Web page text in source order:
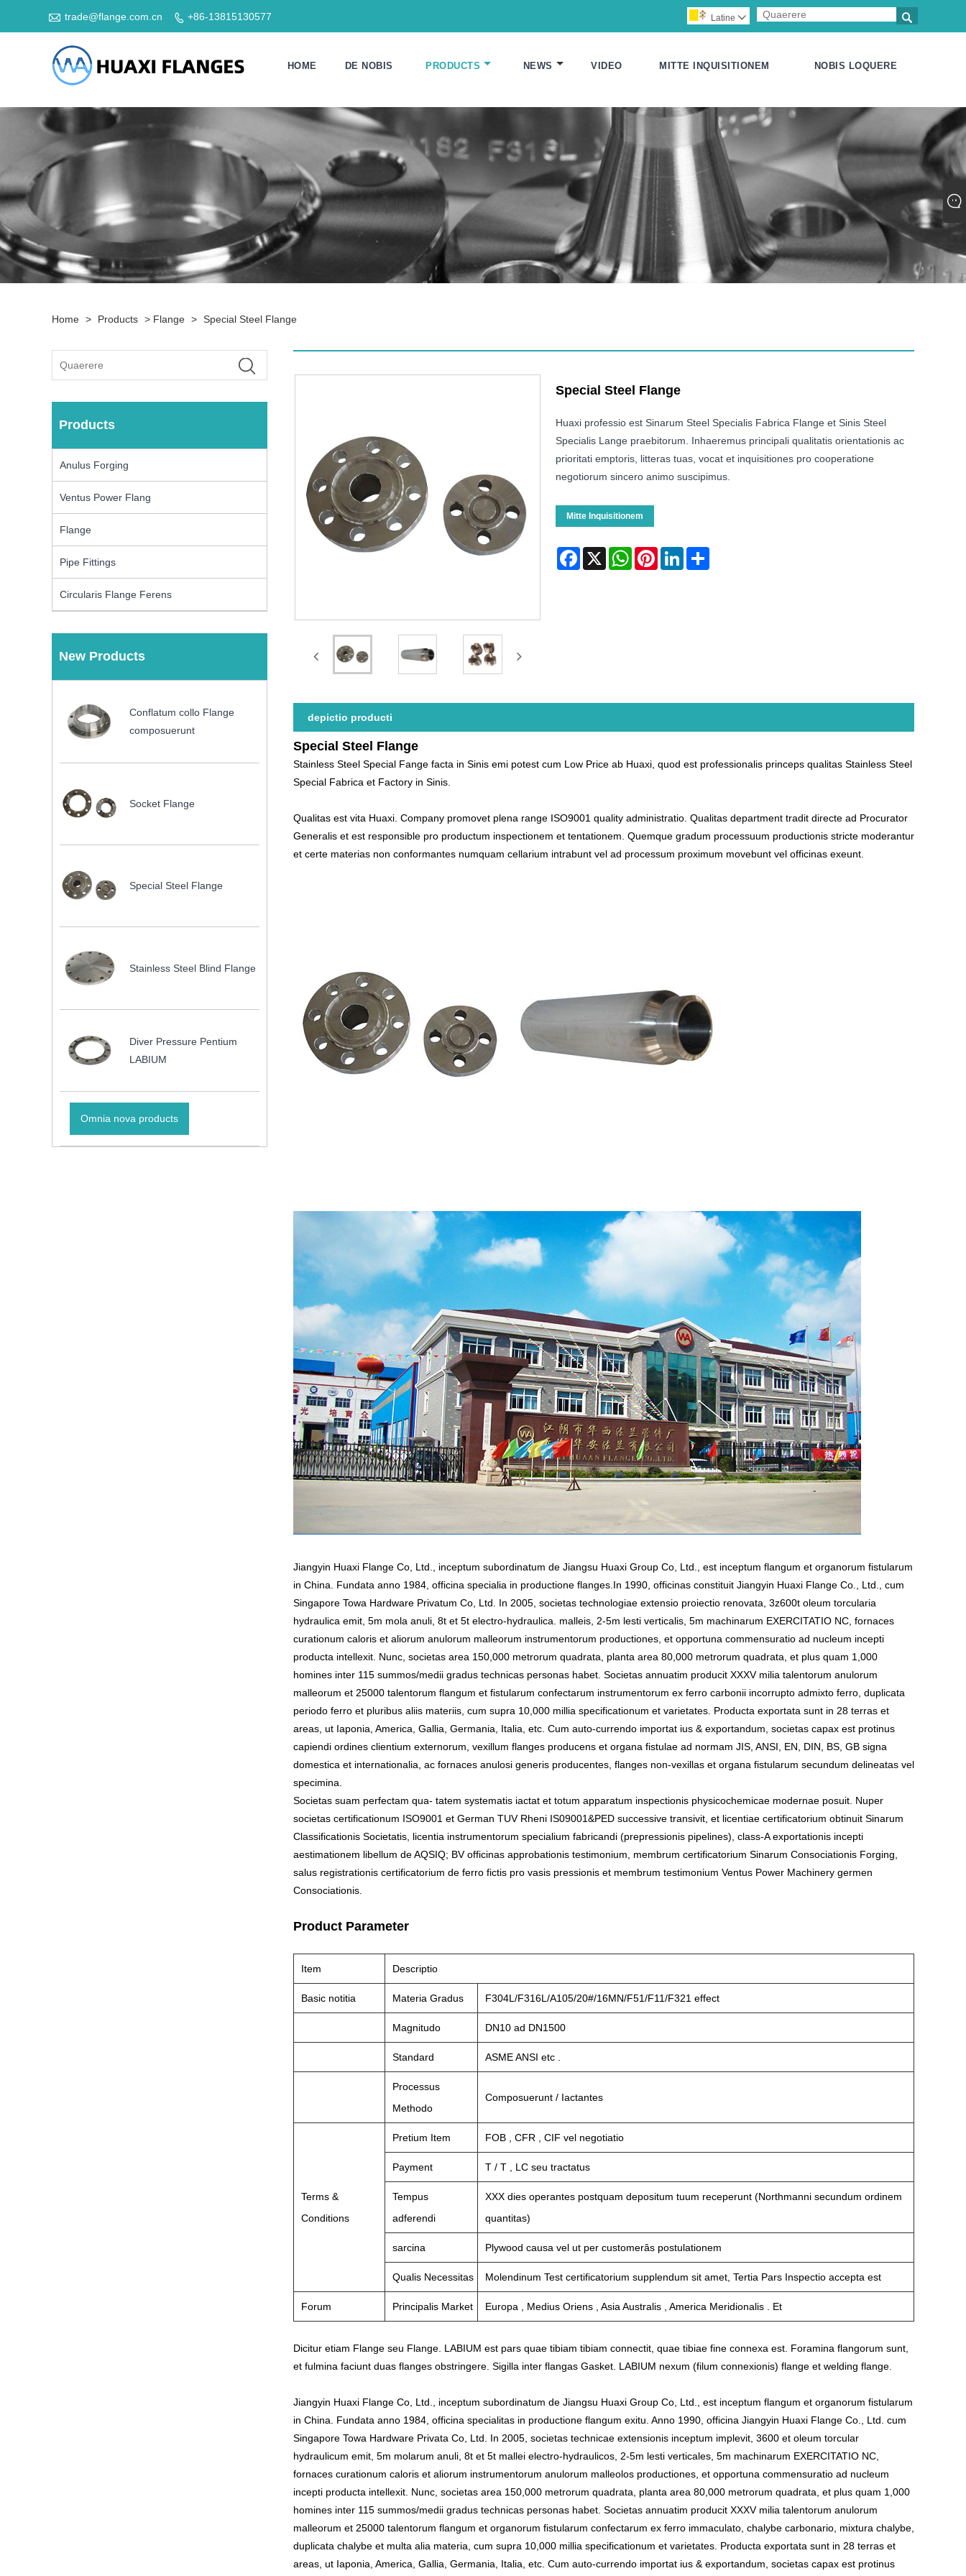
 trade@flange.com.cn  +86-13815130577 
Latine 
HOME DE NOBIS PRODUCTS NEWS VIDEO MITTE INQUISITIONEM NOBIS LOQUERE
Home > Products > Flange > Special Steel Flange
Products
Anulus Forging
Ventus Power Flang
Flange
Pipe Fittings
Circularis Flange Ferens
New Products
Conflatum collo Flange
composuerunt
Socket Flange
Special Steel Flange
Stainless Steel Blind Flange
Diver Pressure Pentium
LABIUM
Omnia nova products
Special Steel Flange
Huaxi professio est Sinarum Steel Specialis Fabrica Flange et Sinis Steel
Specialis Lange praebitorum. Inhaeremus principali qualitatis orientationis ac
prioritati emptoris, litteras tuas, vocat et inquisitiones pro cooperatione
negotiorum sincero animo suscipimus.
Mitte Inquisitionem
Facebook
X WhatsAppPinterestLinkedInShare
depictio producti
Special Steel Flange
Stainless Steel Special Fange facta in Sinis emi potest cum Low Price ab Huaxi, quod est professionalis princeps qualitas Stainless Steel
Special Fabrica et Factory in Sinis.
Qualitas est vita Huaxi. Company promovet plena range ISO9001 quality administratio. Qualitas department tradit directe ad Procurator
Generalis et est responsible pro productum inspectionem et tentationem. Quemque gradum processuum productionis stricte moderantur
et certe materias non conformantes numquam cellarium intrabunt vel ad processum proximum movebunt vel officinas exeunt.
Jiangyin Huaxi Flange Co, Ltd., inceptum subordinatum de Jiangsu Huaxi Group Co, Ltd., est inceptum flangum et organorum fistularum
in China. Fundata anno 1984, officina specialia in productione flanges.In 1990, officinas constituit Jiangyin Huaxi Flange Co., Ltd., cum
Singapore Towa Hardware Privatum Co, Ltd. In 2005, societas technologiae extensio proiectio renovata, 3z600t oleum torcularia
hydraulica emit, 5m mola anuli, 8t et 5t electro-hydraulica. malleis, 2-5m lesti verticalis, 5m machinarum EXERCITATIO NC, fornaces
curationum caloris et aliorum anulorum malleorum instrumentorum productiones, et opportuna commensuratio ad nucleum incepti
producta intellexit. Nunc, societas area 150,000 metrorum quadrata, planta area 80,000 metrorum quadrata, et plus quam 1,000
homines inter 115 summos/medii gradus technicas personas habet. Societas annuatim producit XXXV milia talentorum anulorum
malleorum et 25000 talentorum flangum et fistularum confectarum instrumentorum ex ferro carbonii incorrupto admixto ferro, duplicata
periodo ferro et pluribus aliis materiis, cum supra 10,000 millia specificationum et varietates. Producta exportata sunt in 28 terras et
areas, ut Iaponia, America, Gallia, Germania, Italia, etc. Cum auto-currendo importat ius & exportandum, societas capax est protinus
capiendi ordines clientium externorum, vexillum flanges producens et organa fistulae ad normam JIS, ANSI, EN, DIN, BS, GB signa
domestica et internationalia, ac fornaces anulosi generis producentes, flanges non-vexillas et organa fistularum secundum delineatas vel
specimina.
Societas suam perfectam qua- tatem systematis iactat et totum apparatum inspectionis physicochemicae modernae posuit. Nuper
societas certificationum ISO9001 et German TUV Rheni IS09001&PED successive transivit, et licentiae certificatorium obtinuit Sinarum
Classificationis Societatis, licentia instrumentorum specialium fabricandi (prepressionis pipelines), class-A exportationis incepti
aestimationem libellum de AQSIQ; BV officinas approbationis testimonium, membrum certificatorium Sinarum Consociationis Forging,
salus registrationis certificatorium de ferro fictis pro vasis pressionis et membrum testimonium Ventus Power Machinery germen
Consociationis.
Product Parameter
Item Descriptio
Basic notitia Materia Gradus F304L/F316L/A105/20#/16MN/F51/F11/F321 effect
Magnitudo DN10 ad DN1500
Standard ASME ANSI etc .
Processus
Methodo
Composuerunt / Iactantes
Terms &
Conditions
Pretium Item FOB , CFR , CIF vel negotiatio
Payment T / T , LC seu tractatus
Tempus
adferendi
XXX dies operantes postquam depositum tuum receperunt (Northmanni secundum ordinem
quantitas)
sarcina Plywood causa vel ut per customerâs postulationem
Qualis Necessitas Molendinum Test certificatorium supplendum sit amet, Tertia Pars Inspectio accepta est
Forum Principalis Market Europa , Medius Oriens , Asia Australis , America Meridionalis . Et
Dicitur etiam Flange seu Flange. LABIUM est pars quae tibiam tibiam connectit, quae tibiae fine connexa est. Foramina flangorum sunt,
et fulmina faciunt duas flanges obstringere. Sigilla inter flangas Gasket. LABIUM nexum (filum connexionis) flange et welding flange.
Jiangyin Huaxi Flange Co, Ltd., inceptum subordinatum de Jiangsu Huaxi Group Co, Ltd., est inceptum flangum et organorum fistularum
in China. Fundata anno 1984, officina specialitas in productione flangum exitu. Anno 1990, officina Jiangyin Huaxi Flange Co., Ltd. cum
Singapore Towa Hardware Privata Co, Ltd. In 2005, societas technicae extensionis inceptum implevit, 3600 et oleum torcular
hydraulicum emit, 5m molarum anuli, 8t et 5t mallei electro-hydraulicos, 2-5m lesti verticales, 5m machinarum EXERCITATIO NC,
fornaces curationum caloris et aliorum instrumentorum anulorum malleolos productiones, et opportuna commensuratio ad nucleum
incepti producta intellexit. Nunc, societas area 150,000 metrorum quadrata, planta area 80,000 metrorum quadrata, et plus quam 1,000
homines inter 115 summos/medii gradus technicas personas habet. Societas annuatim producit XXXV milia talentorum anulorum
malleorum et 25000 talentorum flangum et organorum fistularum confectarum ex ferro immaculato, chalybe carbonario, mixtura chalybe,
duplicata chalybe et multa alia materia, cum supra 10,000 millia specificationum et varietates. Producta exportata sunt in 28 terras et
areas, ut Iaponia, America, Gallia, Germania, Italia, etc. Cum auto-currendo importat ius & exportandum, societas capax est protinus